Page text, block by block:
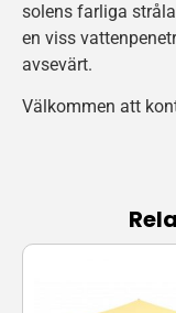
solens farliga
en viss
avsevärt.
Välkommen att